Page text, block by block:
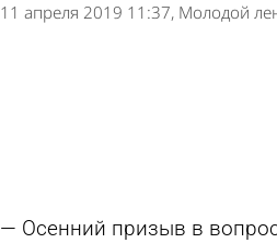
11 апреля 2019 11:37 Молодой
Осенний призыв в